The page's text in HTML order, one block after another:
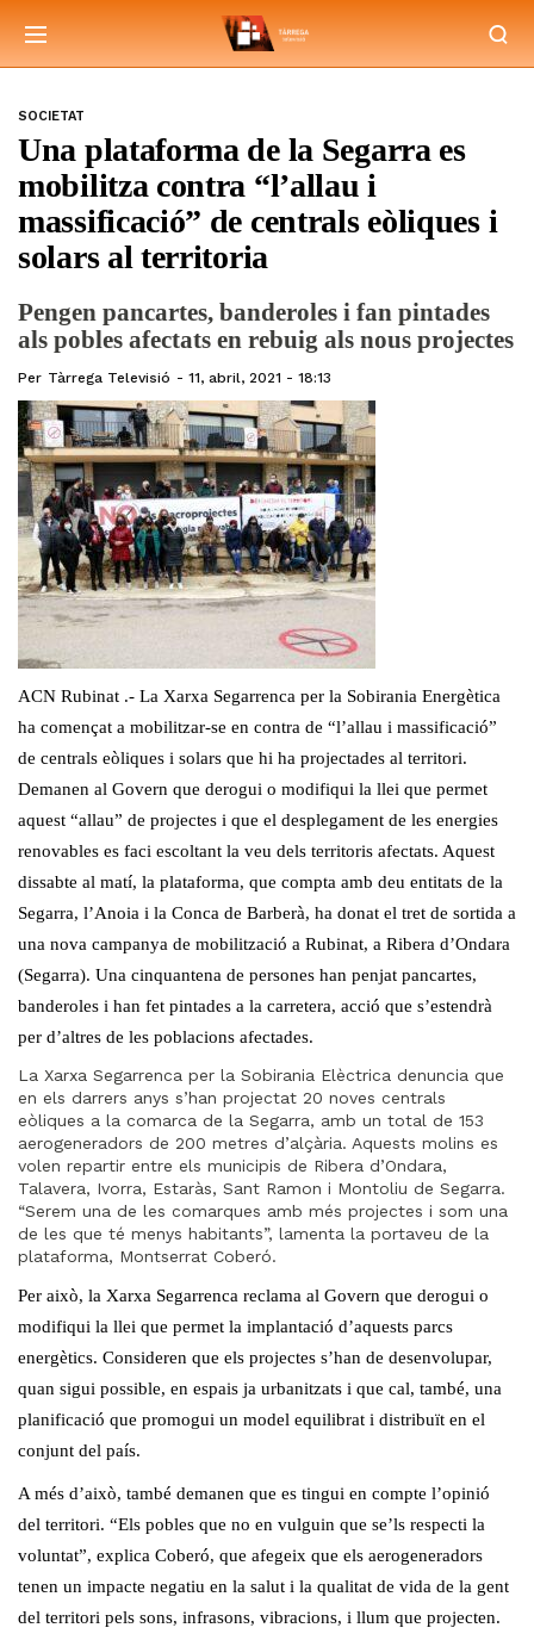
SOCIETAT
Una plataforma de la Segarra es
mobilitza contra “l’allau i
massificació” de centrals eòliques i
solars al territoria
Pengen pancartes, banderoles i fan pintades
als pobles afectats en rebuig als nous projectes
Per Tàrrega Televisió 11, abril, 2021 - 18:13
ACN Rubinat .- La Xarxa Segarrenca per la Sobirania Energètica
ha començat a mobilitzar-se en contra de “l’allau i massificació”
de centrals eòliques i solars que hi ha projectades al territori.
Demanen al Govern que derogui o modifiqui la llei que permet
aquest “allau” de projectes i que el desplegament de les energies
renovables es faci escoltant la veu dels territoris afectats. Aquest
dissabte al matí, la plataforma, que compta amb deu entitats de la
Segarra, l’Anoia i la Conca de Barberà, ha donat el tret de sortida a
una nova campanya de mobilització a Rubinat, a Ribera d’Ondara
(Segarra). Una cinquantena de persones han penjat pancartes,
banderoles i han fet pintades a la carretera, acció que s’estendrà
per d’altres de les poblacions afectades.
La Xarxa Segarrenca per la Sobirania Elèctrica denuncia que
en els darrers anys s’han projectat 20 noves centrals
eòliques a la comarca de la Segarra, amb un total de 153
aerogeneradors de 200 metres d’alçària. Aquests molins es
volen repartir entre els municipis de Ribera d’Ondara,
Talavera, Ivorra, Estaràs, Sant Ramon i Montoliu de Segarra.
“Serem una de les comarques amb més projectes i som una
de les que té menys habitants”, lamenta la portaveu de la
plataforma, Montserrat Coberó.
Per això, la Xarxa Segarrenca reclama al Govern que derogui o
modifiqui la llei que permet la implantació d’aquests parcs
energètics. Consideren que els projectes s’han de desenvolupar,
quan sigui possible, en espais ja urbanitzats i que cal, també, una
planificació que promogui un model equilibrat i distribuït en el
conjunt del país.
A més d’això, també demanen que es tingui en compte l’opinió
del territori. “Els pobles que no en vulguin que se’ls respecti la
voluntat”, explica Coberó, que afegeix que els aerogeneradors
tenen un impacte negatiu en la salut i la qualitat de vida de la gent
del territori pels sons, infrasons, vibracions, i llum que projecten.